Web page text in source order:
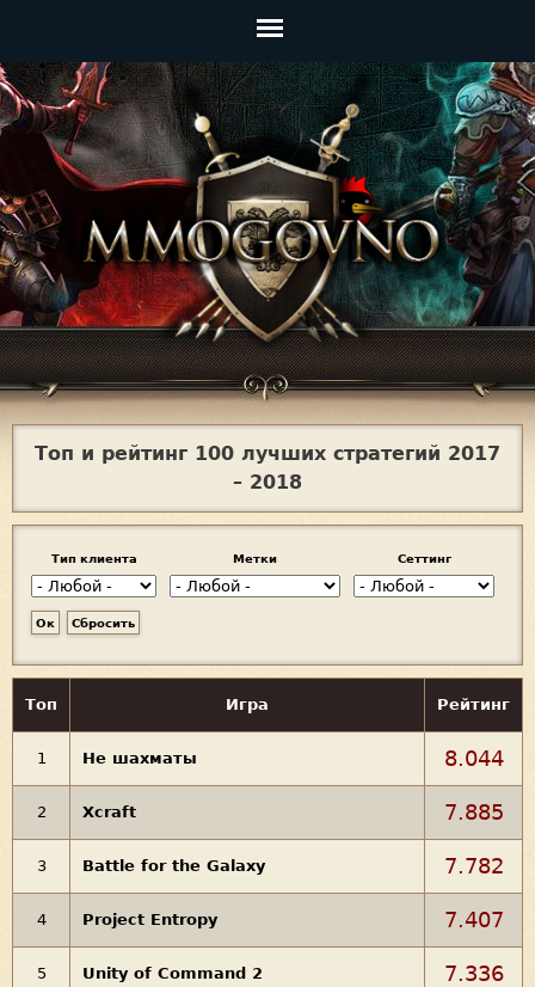
Главное
меню
Jump to navigation
Топ и рейтинг 100 лучших стратегий 2017
– 2018
Тип клиента Метки Сеттинг
Топ Игра Рейтинг
1 Не шахматы 8.044
2 Xcraft 7.885
3 Battle for the Galaxy 7.782
4 Project Entropy 7.407
5 Unity of Command 2 7.336